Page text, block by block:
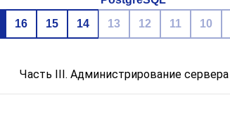
16 15 14 13 12 11 10
Часть III. Администрирование сервера